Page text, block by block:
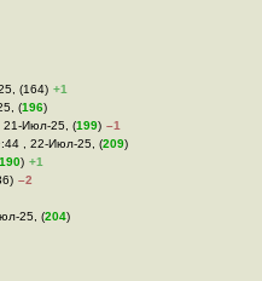
(164) +1
(196)
21-Июл-25, (199) –1
, 22-Июл-25, (209)
190) +1
–2
25, (204)